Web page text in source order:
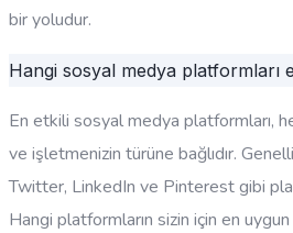
bir yoludur.
Hangi sosyal medya platformları
En etkili sosyal medya platformları,
ve işletmenizin türüne bağlıdır.
Twitter, LinkedIn ve Pinterest gibi
Hangi platformların sizin için en